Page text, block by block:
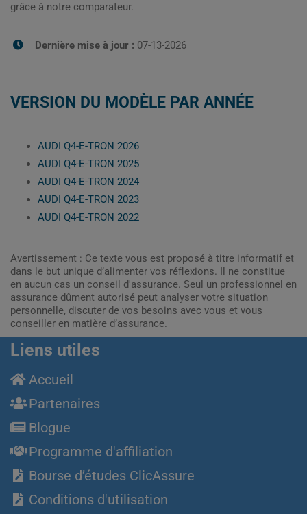
grâce à notre comparateur.
Dernière mise à jour : 07-13-2026
VERSION DU MODÈLE PAR ANNÉE
AUDI Q4-E-TRON 2026
AUDI Q4-E-TRON 2025
AUDI Q4-E-TRON 2024
AUDI Q4-E-TRON 2023
AUDI Q4-E-TRON 2022
Avertissement : Ce texte vous est proposé à titre informatif et
dans le but unique d’alimenter vos réflexions. Il ne constitue
en aucun cas un conseil d'assurance. Seul un professionnel en
assurance dûment autorisé peut analyser votre situation
personnelle, discuter de vos besoins avec vous et vous
conseiller en matière d’assurance.
Liens utiles
Accueil
Partenaires
Blogue
Programme d'affiliation
Bourse d’études ClicAssure
Conditions d'utilisation